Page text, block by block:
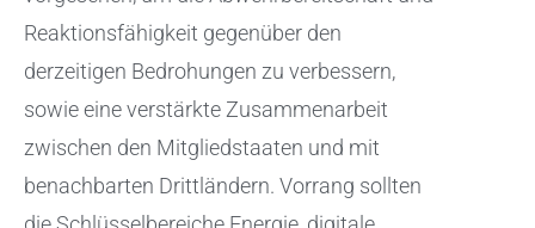
Reaktionsfähigkeit gegenüber den
derzeitigen Bedrohungen zu verbessern,
sowie eine verstärkte Zusammenarbeit
zwischen den Mitgliedstaaten und mit
benachbarten Drittländern. Vorrang sollten